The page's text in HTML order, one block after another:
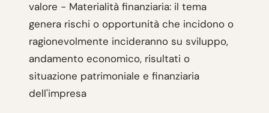
valore - Materialità finanziaria: il tema
genera rischi o opportunità che incidono o
ragionevolmente incideranno su sviluppo,
andamento economico, risultati o
situazione patrimoniale e finanziaria
dell'impresa